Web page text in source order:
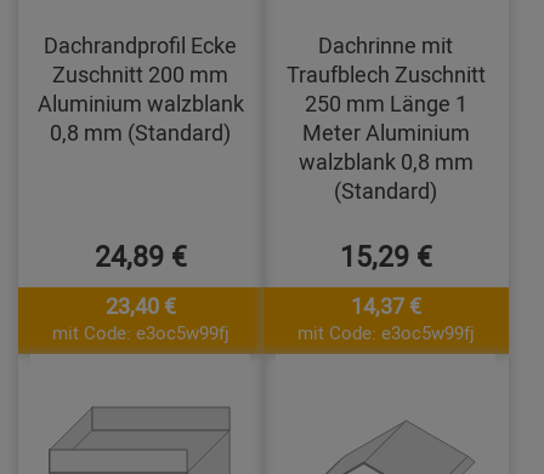
Dachrandprofil Ecke
Zuschnitt 200 mm
Aluminium walzblank
0,8 mm (Standard)
24,89 €
23,40 €
mit Code: e3oc5w99fj
Dachrinne mit
Traufblech Zuschnitt
250 mm Länge 1
Meter Aluminium
walzblank 0,8 mm
(Standard)
15,29 €
14,37 €
mit Code: e3oc5w99fj